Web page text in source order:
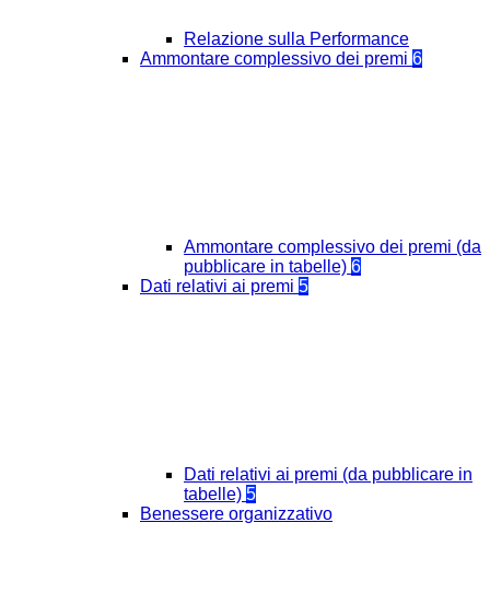
Relazione sulla Performance
Ammontare complessivo dei premi 6
Ammontare complessivo dei premi (da
pubblicare in tabelle) 6
Dati relativi ai premi 5
Dati relativi ai premi (da pubblicare in
tabelle) 5
Benessere organizzativo